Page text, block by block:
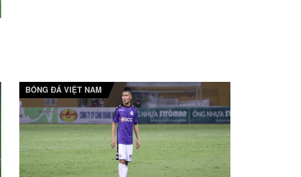
BÓNG ĐÁ VIỆT NAM